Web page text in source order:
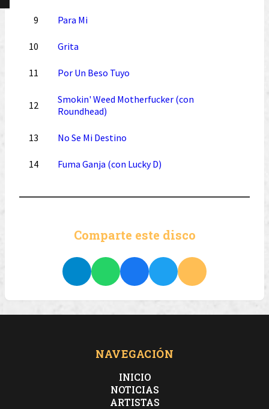
9 Para Mi
10 Grita
11 Por Un Beso Tuyo
12
Smokin' Weed Motherfucker (con
Roundhead)
13 No Se Mi Destino
14 Fuma Ganja (con Lucky D)
Comparte este disco
NAVEGACIÓN
INICIO
NOTICIAS
ARTISTAS